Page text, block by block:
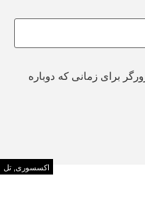
برای زمانی که دوباره
اکسسوری تل